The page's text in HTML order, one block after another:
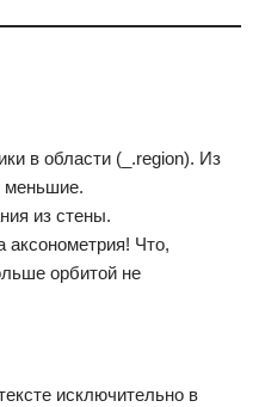
в области (_.region). Из
меньшие.
из стены.
аксонометрия! Что,
орбитой не
исключительно в